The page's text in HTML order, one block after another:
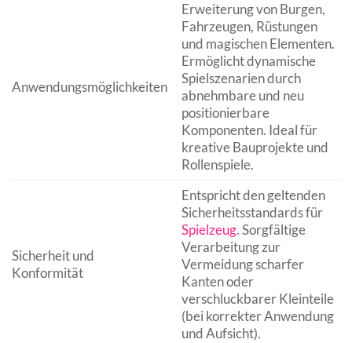
Anwendungsmöglichkeiten
Erweiterung von Burgen,
Fahrzeugen, Rüstungen
und magischen Elementen.
Ermöglicht dynamische
Spielszenarien durch
abnehmbare und neu
positionierbare
Komponenten. Ideal für
kreative Bauprojekte und
Rollenspiele.
Sicherheit und
Konformität
Entspricht den geltenden
Sicherheitsstandards für
Spielzeug. Sorgfältige
Verarbeitung zur
Vermeidung scharfer
Kanten oder
verschluckbarer Kleinteile
(bei korrekter Anwendung
und Aufsicht).